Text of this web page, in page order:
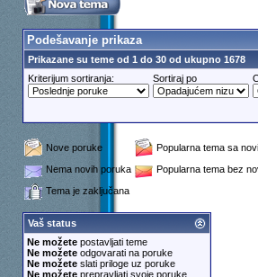
Podešavanje prikaza
Prikazane su teme od 1 do 30 od ukupno 1678
Kriterijum sortiranja:
Sortiraj po
Nove poruke
Popularna tema sa
Nema novih poruka
Popularna tema bez
Tema je zaključana
Vaš status
Ne možetepostavljati teme
Ne možeteodgovarati na poruke
Ne možeteslati priloge uz poruke
Ne možeteprepravljati svoje poruke